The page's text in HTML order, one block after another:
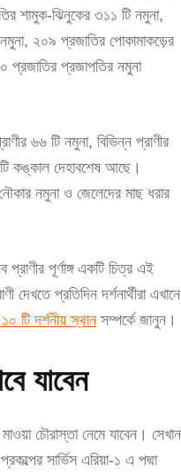
শামুক-ঝিনুকের ৩১১ টি নমুনা,
২০৯ প্রজাতির পোকামাকড়ের
প্রজাতির প্রজাপতির নমুনা
৬৬ টি নমুনা, বিভিন্ন প্রাণীর
কঙ্কাল দেহাবশেষ আছে।
নমুনা ও জেলেদের মাছ ধরার
পূর্ণাঙ্গ একটি চিত্র এই
দেখতে প্রতিদিন দর্শনার্থীরা এখানে
টি দর্শনীয় স্থান সম্পর্কে জানুন।
যাবেন
চৌরাস্তা নেমে যাবেন। সেখান
সার্ভিস এরিয়া-১ এ পদ্মা